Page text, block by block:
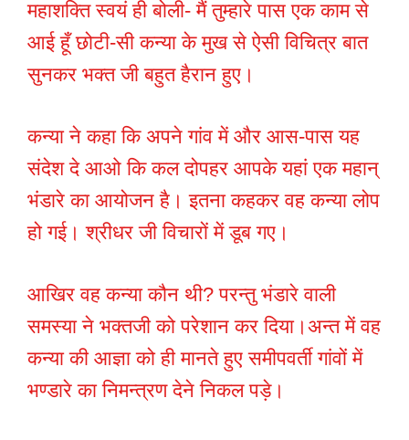
महाशक्ति स्वयं ही बोली- मैं तुम्हारे पास एक काम से
आई हूँ छोटी-सी कन्या के मुख से ऐसी विचित्र बात
सुनकर भक्त जी बहुत हैरान हुए।
कन्या ने कहा कि अपने गांव में और आस-पास यह
संदेश दे आओ कि कल दोपहर आपके यहां एक महान्
भंडारे का आयोजन है। इतना कहकर वह कन्या लोप
हो गई। श्रीधर जी विचारों में डूब गए।
आखिर वह कन्या कौन थी? परन्तु भंडारे वाली
समस्या ने भक्तजी को परेशान कर दिया।अन्त में वह
कन्या की आज्ञा को ही मानते हुए समीपवर्ती गांवों में
भण्डारे का निमन्त्रण देने निकल पड़े।